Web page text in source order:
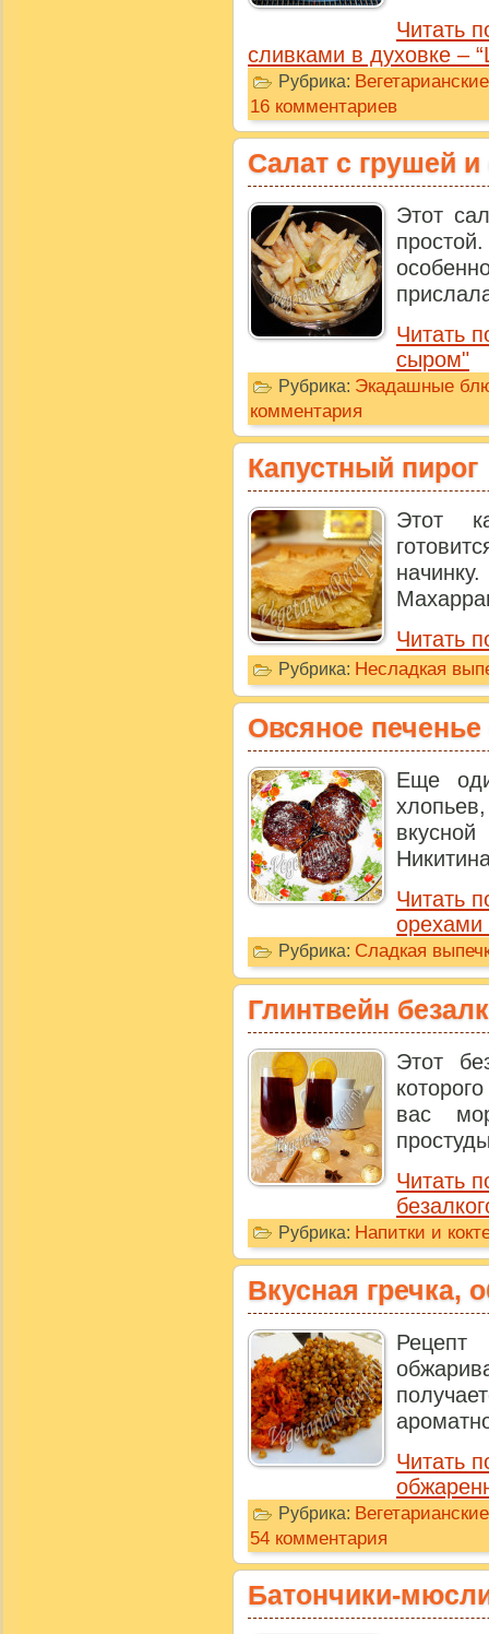
Читать
сливками в духовке –
Рубрика:
16 комментариев
Салат с грушей
Этот
Читать
сыром"
Рубрика: Экадашные
комментария
Капустный пирог
Этот
Читать
Рубрика: Несладкая
Овсяное печенье
Еще
Читать
орехами
Рубрика: Сладкая
Глинтвейн
Этот
вас
Читать
Рубрика: Напитки и
Вкусная гречка,
Читать
Рубрика:
54 комментария
Батончики-